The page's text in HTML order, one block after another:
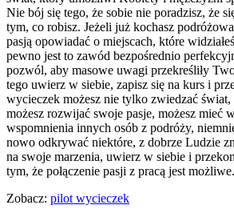
Nie bój się tego, że sobie nie poradzisz, że
tym, co robisz. Jeżeli już kochasz
pasją opowiadać o miejscach, które
pewno jest to zawód bezpośrednio
pozwól, aby masowe uwagi przekreśliły
tego uwierz w siebie, zapisz się na kurs i
wycieczek możesz nie tylko zwiedzać
możesz rozwijać swoje pasje, możesz mieć
wspomnienia innych osób z podróży,
nowo odkrywać niektóre, z dobrze Ludzie
na swoje marzenia, uwierz w siebie i
tym, że połączenie pasji z pracą jest możliwe.
Zobacz: pilot wycieczek